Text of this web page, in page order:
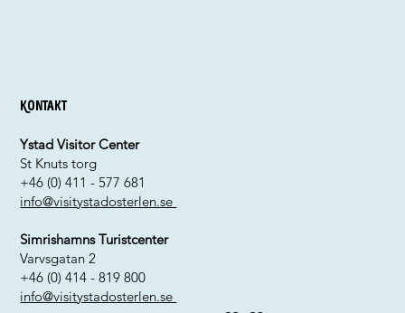
Kontakt
Ystad Visitor Center
St Knuts torg
+46 (0) 411 - 577 681
info@visitystadosterlen.se
Simrishamns Turistcenter
Varvsgatan 2
+46 (0) 414 - 819 800
info@visitystadosterlen.se